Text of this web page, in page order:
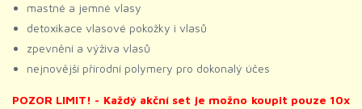
mastné a jemné vlasy
detoxikace vlasové pokožky i vlasů
zpevnění a výživa vlasů
nejnovější přírodní polymery pro dokonalý účes
POZOR LIMIT! - Každý akční set je možno koupit pouze 10x